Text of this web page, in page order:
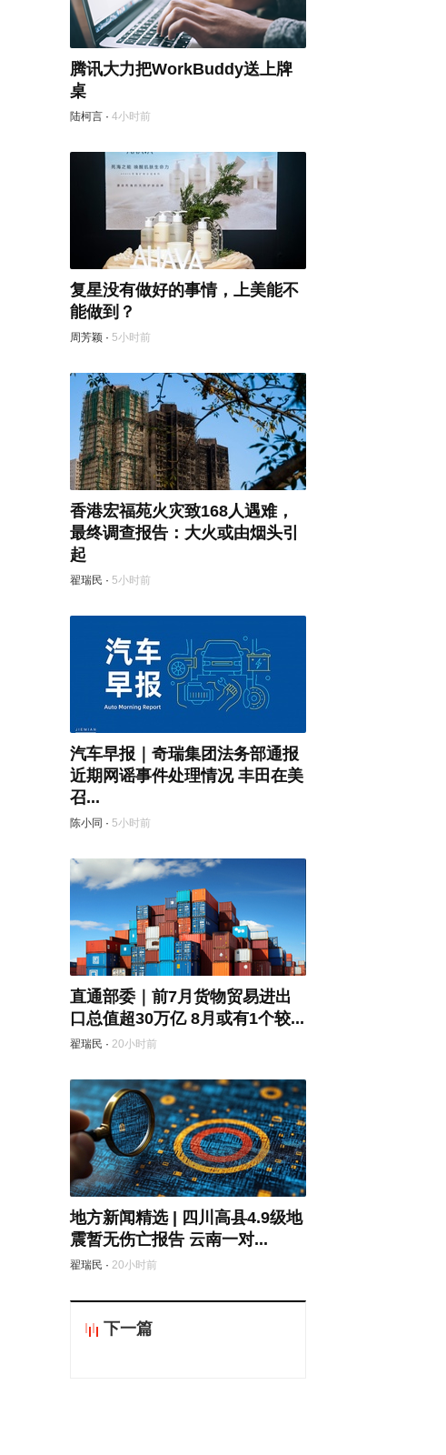
腾讯大力把WorkBuddy送上牌
桌
陆柯言 · 4小时前
复星没有做好的事情，上美能不
能做到？
周芳颖 · 5小时前
香港宏福苑火灾致168人遇难，
最终调查报告：大火或由烟头引
起
翟瑞民 · 5小时前
汽车早报｜奇瑞集团法务部通报
近期网谣事件处理情况 丰田在美
召...
陈小同 · 5小时前
直通部委｜前7月货物贸易进出
口总值超30万亿 8月或有1个较...
翟瑞民 · 20小时前
地方新闻精选 | 四川高县4.9级地
震暂无伤亡报告 云南一对...
翟瑞民 · 20小时前
下一篇